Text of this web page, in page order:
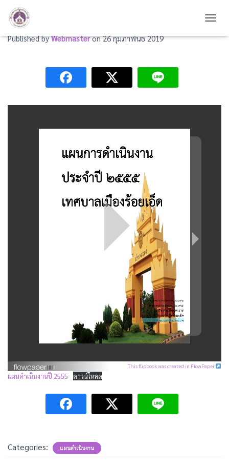
แผนดำเนินงานปี 2555
Published byWebmasteron26 กุมภาพันธ์ 2019
This flipbook was created in FlowPaper
แผนดำเนินงานปี 2555 ดาวน์โหลด
Categories: แผนดำเนินงาน